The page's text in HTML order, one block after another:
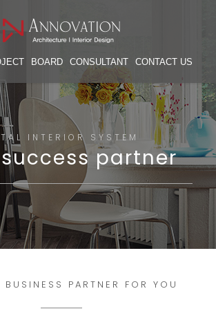
BOARD CONSULTANT CONTACT US
INTERIOR SYSTEM
partner
BUSINESS PARTNER FOR YOU